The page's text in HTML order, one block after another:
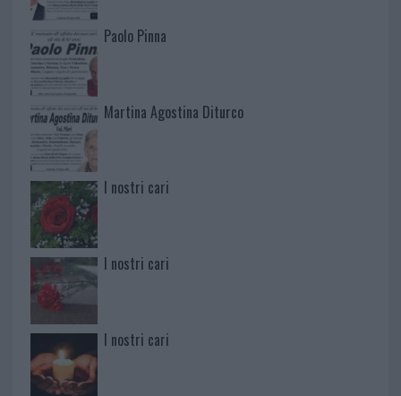
Paolo Pinna
Martina Agostina Diturco
I nostri cari
I nostri cari
I nostri cari